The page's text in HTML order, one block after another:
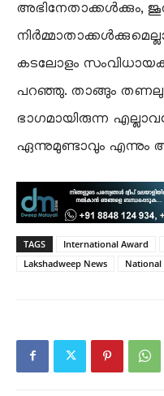
അഭിനേതാക്കൾക്കും,
കടലോളം
പറഞ്ഞു. താങ്ങും
ഭാഗമായിരുന്ന
ഏന്നുമുണ്ടാവും എന്നും
TAGS International Award
Lakshadweep News
National